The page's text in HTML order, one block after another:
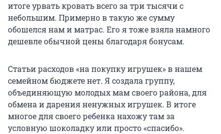
итоге урвать кровать всего за три тысячи с
небольшим. Примерно в такую же сумму
обошелся нам и матрас. Его я тоже взяла намного
дешевле обычной цены благодаря бонусам.
Статьи расходов «на покупку игрушек» в нашем
семейном бюджете нет. Я создала группу,
объединяющую молодых мам своего района, для
обмена и дарения ненужных игрушек. В итоге
многое для своего ребенка нахожу там за
условную шоколадку или просто «спасибо».